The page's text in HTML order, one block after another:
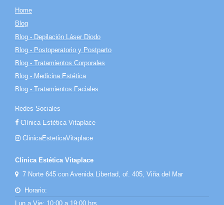
Home
Blog
Blog - Depilación Láser Diodo
Blog - Postoperatorio y Postparto
Blog - Tratamientos Corporales
Blog - Medicina Estética
Blog - Tratamientos Faciales
Redes Sociales
Clínica Estética Vitaplace
ClinicaEsteticaVitaplace
Clínica Estética Vitaplace
7 Norte 645 con Avenida Libertad, of. 405, Viña del Mar
Horario:
Lun a Vie: 10:00 a 19:00 hrs.